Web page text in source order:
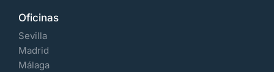
Oficinas
Sevilla
Madrid
Málaga